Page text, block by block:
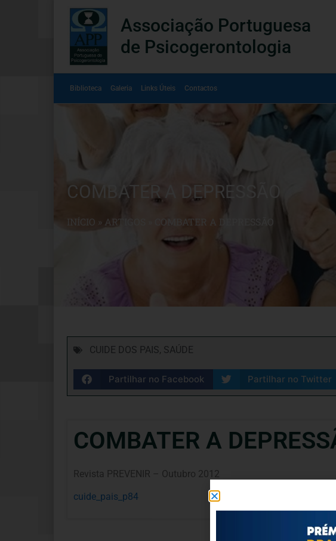
Associação Portuguesa
de Psicogerontologia
Biblioteca Galeria Links Úteis Contactos
COMBATER A DEPRESSÃO
INÍCIO » ARTIGOS COMBATER A DEPRESSÃO
CUIDE DOS PAIS, SAÚDE
Partilhar no Facebook Partilhar no Twitter
COMBATER A
Revista PREVENIR – Outubro 2012
cuide_pais_p84